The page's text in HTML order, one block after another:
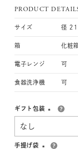
PRODUCT
サイズ 径
箱 化粧
電子レンジ 可
食器洗浄機 可
ギフト包装
手提げ袋